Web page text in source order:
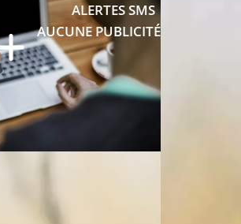
ALERTES SMS
AUCUNE PUBLICITÉ